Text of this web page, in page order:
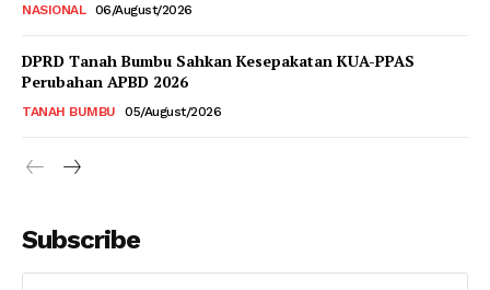
NASIONAL 06/August/2026
DPRD Tanah Bumbu Sahkan Kesepakatan KUA-PPAS
Perubahan APBD 2026
TANAH BUMBU 05/August/2026
Subscribe